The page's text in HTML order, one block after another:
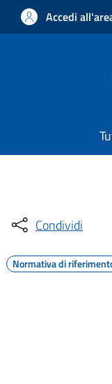
Accedi
Condividi
Normativa di